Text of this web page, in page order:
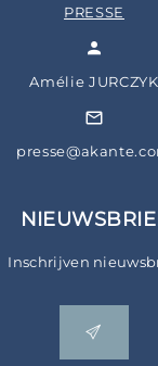
PRESSE
Amélie JURCZYK
Inschrijven